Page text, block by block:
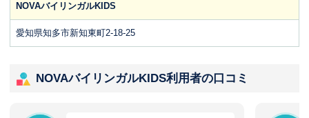
NOVAバイリンガルKIDS
愛知県知多市新知東町2-18-25
NOVAバイリンガルKIDS利用者の口コミ